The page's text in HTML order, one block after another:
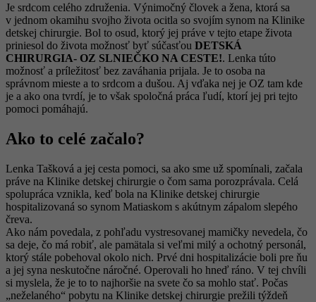
Je srdcom celého združenia. Výnimočný človek a žena, ktorá sa
v jednom okamihu svojho života ocitla so svojím synom na Klinike
detskej chirurgie. Bol to osud, ktorý jej práve v tejto etape života
priniesol do života možnosť byť súčasťou DETSKÁ
CHIRURGIA- OZ SLNIEČKO NA CESTE!. Lenka túto
možnosť a príležitosť bez zaváhania prijala. Je to osoba na
správnom mieste a to srdcom a dušou. Aj vďaka nej je OZ tam kde
je a ako ona tvrdí, je to však spoločná práca ľudí, ktorí jej pri tejto
pomoci pomáhajú.
Ako to celé začalo?
Lenka Tašková a jej cesta pomoci, sa ako sme už spomínali, začala
práve na Klinike detskej chirurgie o čom sama porozprávala. Celá
spolupráca vznikla, keď bola na Klinike detskej chirurgie
hospitalizovaná so synom Matiaskom s akútnym zápalom slepého
čreva.
Ako nám povedala, z pohľadu vystresovanej mamičky nevedela, čo
sa deje, čo má robiť, ale pamätala si veľmi milý a ochotný personál,
ktorý stále pobehoval okolo nich. Prvé dni hospitalizácie boli pre ňu
a jej syna neskutočne náročné. Operovali ho hneď ráno. V tej chvíli
si myslela, že je to to najhoršie na svete čo sa mohlo stať. Počas
„neželaného“ pobytu na Klinike detskej chirurgie prežili týždeň